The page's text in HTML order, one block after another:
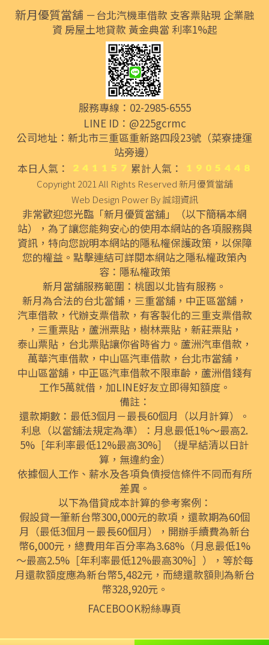
新月優質當舖 －台北汽機車借款 支客票貼現 企業融
資 房屋土地貸款 黃金典當 利率1%起
服務專線：02-2985-6555
LINE ID：@225gcrmc
公司地址：新北市三重區重新路四段23號（菜寮捷運
站旁邊）
本日人氣：
累計人氣：
Copyright 2021 All Rights Reserved新月優質當舖
Web Design Power By誠翊資訊
非常歡迎您光臨「新月優質當舖」（以下簡稱本網
站），為了讓您能夠安心的使用本網站的各項服務與
資訊，特向您說明本網站的隱私權保護政策，以保障
您的權益。點擊連結可詳閱本網站之隱私權政策內
容： 隱私權政策
新月當舖服務範圍：桃園以北皆有服務。
新月為合法的台北當鋪 ， 三重當舖 ， 中正區當舖 ，
汽車借款 ，代辦支票借款 ，有客製化的三重支票借款
， 三重票貼， 蘆洲票貼， 樹林票貼， 新莊票貼，
泰山票貼， 台北票貼讓你省時省力。 蘆洲汽車借款 ，
萬華汽車借款 ， 中山區汽車借款 ， 台北市當舖，
中山區當舖， 中正區汽車借款不限車齡， 蘆洲借錢有
工作5萬就借，加LINE好友立即得知額度。
備註：
還款期數：最低3個月－最長60個月（以月計算）。
利息（以當舖法規定為準）：月息最低1%～最高2.
5%［年利率最低12%最高30%］（提早結清以日計
算，無違約金）
依據個人工作、薪水及各項負債授信條件不同而有所
差異。
以下為借貸成本計算的參考案例：
假設貸一筆新台幣300,000元的款項，還款期為60個
月（最低3個月－最長60個月），開辦手續費為新台
幣6,000元，總費用年百分率為3.68%（月息最低1%
～最高2.5%［年利率最低12%最高30%］），等於每
月還款額度應為新台幣5,482元，而總還款額則為新台
幣328,920元。
FACEBOOK粉絲專頁